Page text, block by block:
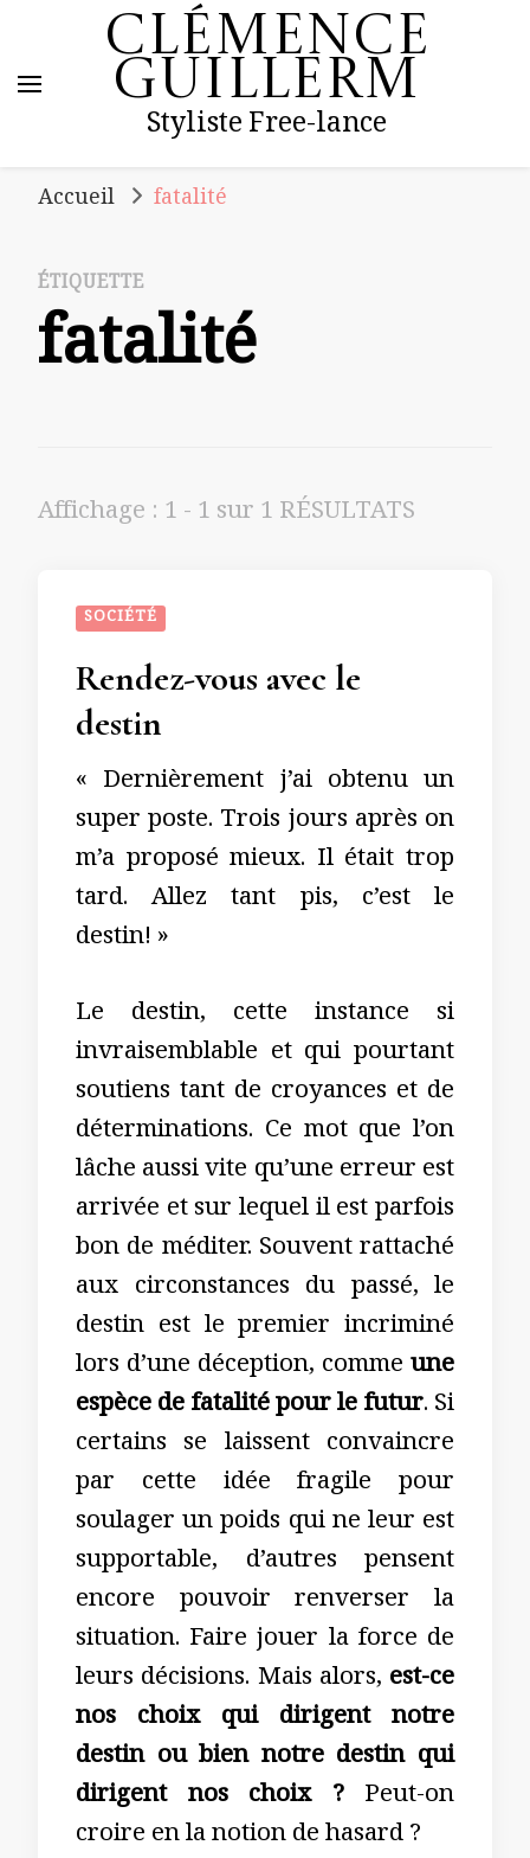
Clémence
Guillerm
Styliste Free-lance
Accueil fatalité
ÉTIQUETTE
fatalité
Affichage : 1 - 1 sur 1 RÉSULTATS
SOCIÉTÉ
Rendez-vous avec le
destin
« Dernièrement j’ai obtenu un
super poste. Trois jours après on
m’a proposé mieux. Il était trop
tard. Allez tant pis, c’est le
destin! »
Le destin, cette instance si
invraisemblable et qui pourtant
soutiens tant de croyances et de
déterminations. Ce mot que l’on
lâche aussi vite qu’une erreur est
arrivée et sur lequel il est parfois
bon de méditer. Souvent rattaché
aux circonstances du passé, le
destin est le premier incriminé
lors d’une déception, comme une
espèce de fatalité pour le futur. Si
certains se laissent convaincre
par cette idée fragile pour
soulager un poids qui ne leur est
supportable, d’autres pensent
encore pouvoir renverser la
situation. Faire jouer la force de
leurs décisions. Mais alors, est-ce
nos choix qui dirigent notre
destin ou bien notre destin qui
dirigent nos choix ?Peut-on
croire en la notion de hasard ?